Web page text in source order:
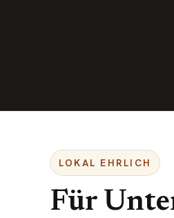
LOKAL EHRLICH
Für